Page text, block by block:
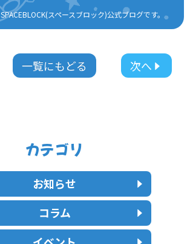
SPACEBLOCK(スペースブロック)公式ブログです。
一覧にもどる 次へ
カテゴリ
お知らせ
コラム